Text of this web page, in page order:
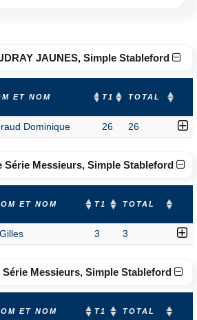
JAUNES, Simple Stableford
ET NOM T1 TOTAL
Dominique 26 26
Série Messieurs, Simple Stableford
ET NOM T1 TOTAL
3 3
Messieurs, Simple Stableford
ET NOM T1 TOTAL